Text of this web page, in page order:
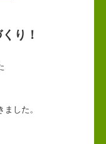
り！
した。